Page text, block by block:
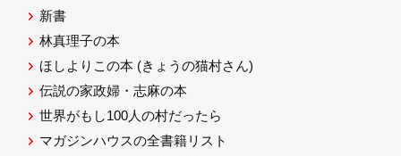
新書
林真理子の本
ほしよりこの本 (きょうの猫村さん)
伝説の家政婦・志麻の本
世界がもし100人の村だったら
マガジンハウスの全書籍リスト